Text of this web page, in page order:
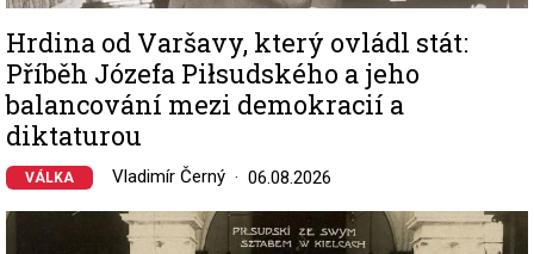
Hrdina od Varšavy, který ovládl stát:
Příběh Józefa Piłsudského a jeho
balancování mezi demokracií a
diktaturou
VÁLKA Vladimír Černý 06.08.2026
Image